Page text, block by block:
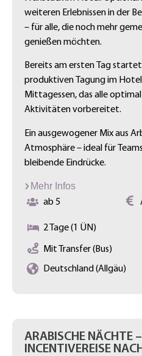
weiteren Erlebnissen in der
– für alle, die noch mehr
genießen möchten.
Bereits am ersten Tag
produktiven Tagung im
Mittagessen, das alle
Aktivitäten vorbereitet.
Ein ausgewogener Mix aus
Atmosphäre – ideal für
bleibende Eindrücke.
Mehr Infos
ab 5
2 Tage (1 ÜN)
Mit Transfer (Bus)
Deutschland (Allgäu)
ARABISCHE NÄCHTE
INCENTIVEREISE